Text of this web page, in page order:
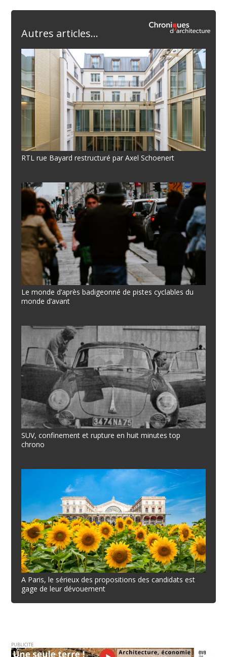
Autres articles...
RTL rue Bayard restructuré par Axel Schoenert
Le monde d’après badigeonné de pistes cyclables du
monde d’avant
SUV, confinement et rupture en huit minutes top
chrono
A Paris, le sérieux des propositions des candidats est
gage de leur dévouement
PUBLICITE